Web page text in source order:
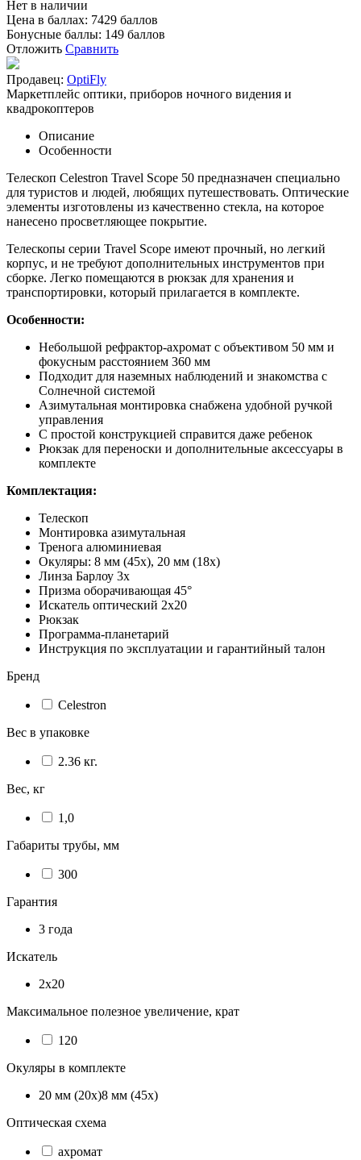
Нет в наличии
Цена в баллах: 7429 баллов
Бонусные баллы: 149 баллов
Отложить Сравнить
Продавец: OptiFly
Маркетплейс оптики, приборов ночного видения и
квадрокоптеров
Описание
Особенности
Телескоп Celestron Travel Scope 50 предназначен специально
для туристов и людей, любящих путешествовать. Оптические
элементы изготовлены из качественно стекла, на которое
нанесено просветляющее покрытие.
Телескопы серии Travel Scope имеют прочный, но легкий
корпус, и не требуют дополнительных инструментов при
сборке. Легко помещаются в рюкзак для хранения и
транспортировки, который прилагается в комплекте.
Особенности:
Небольшой рефрактор-ахромат с объективом 50 мм и
фокусным расстоянием 360 мм
Подходит для наземных наблюдений и знакомства с
Солнечной системой
Азимутальная монтировка снабжена удобной ручкой
управления
С простой конструкцией справится даже ребенок
Рюкзак для переноски и дополнительные аксессуары в
комплекте
Комплектация:
Телескоп
Монтировка азимутальная
Тренога алюминиевая
Окуляры: 8 мм (45x), 20 мм (18x)
Линза Барлоу 3x
Призма оборачивающая 45°
Искатель оптический 2x20
Рюкзак
Программа-планетарий
Инструкция по эксплуатации и гарантийный талон
Бренд
Celestron
Вес в упаковке
2.36 кг.
Вес, кг
1,0
Габариты трубы, мм
300
Гарантия
3 года
Искатель
2x20
Максимальное полезное увеличение, крат
120
Окуляры в комплекте
20 мм (20x)8 мм (45x)
Оптическая схема
ахромат